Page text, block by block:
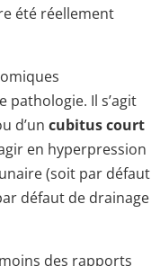
été réellement
pathologie. Il s’agit
d’un cubitus court
en hyperpression
(soit par défaut
défaut de drainage
des rapports